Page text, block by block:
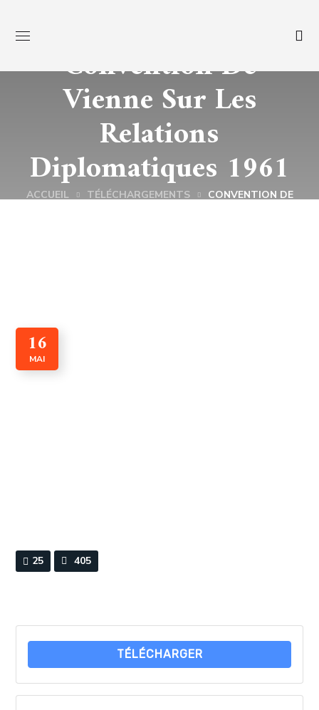
Convention De
Vienne Sur Les
Relations
Diplomatiques 1961
ACCUEIL TÉLÉCHARGEMENTS
CONVENTION DE
16
MAI
25 405
TÉLÉCHARGER